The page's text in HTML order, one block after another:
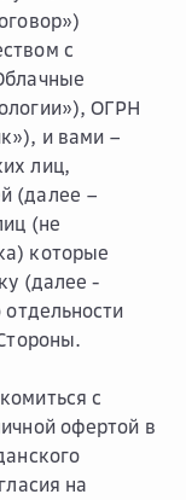
с
ОГРН
и вами –
лиц,
(далее –
(не
которые
(далее -
с
офертой в
на